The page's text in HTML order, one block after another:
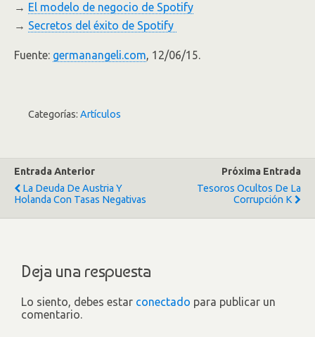
→ El modelo de negocio de Spotify
→ Secretos del éxito de Spotify
Fuente: germanangeli.com, 12/06/15.
Categorías: Artículos
Entrada Anterior
La Deuda De Austria Y
Holanda Con Tasas Negativas
Próxima Entrada
Tesoros Ocultos De La
Corrupción K
Deja una respuesta
Lo siento, debes estar conectado para publicar un
comentario.